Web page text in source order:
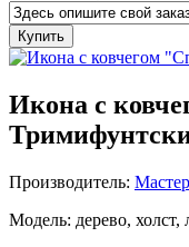
Купить
Икона с
Производитель:
Модель: дерево, холст,